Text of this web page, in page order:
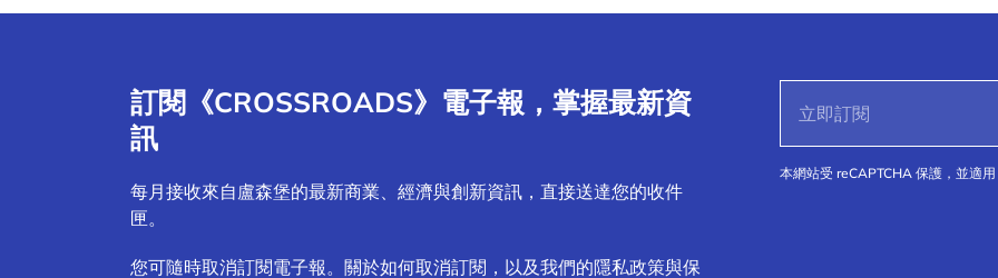
訂閱《CROSSROADS》電子報，掌握最新資
訊
每月接收來自盧森堡的最新商業、經濟與創新資訊，直接送達您的收件
匣。
您可隨時取消訂閱電子報。關於如何取消訂閱，以及我們的隱私政策與保
本網站受 reCAPTCHA 保護，並適